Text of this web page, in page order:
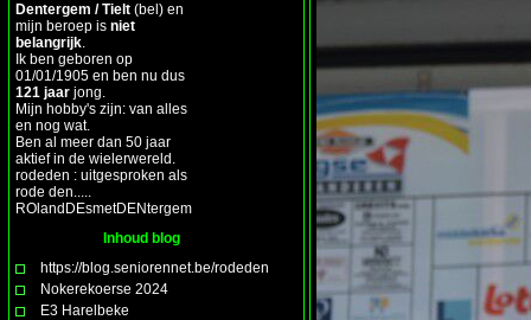
Dentergem / Tielt (bel) en
mijn beroep is niet
belangrijk
Ik ben geboren op
01/01/1905 en ben nu dus
121 jaar jong.
Mijn hobby's zijn: van alles
en nog wat.
Ben al meer dan 50 jaar
aktief in de wielerwereld.
rodeden : uitgesproken als
rode den.....
ROlandDEsmetDENtergem
Inhoud blog
https://blog.seniorennet.be/rodeden
Nokerekoerse 2024
E3 Harelbeke